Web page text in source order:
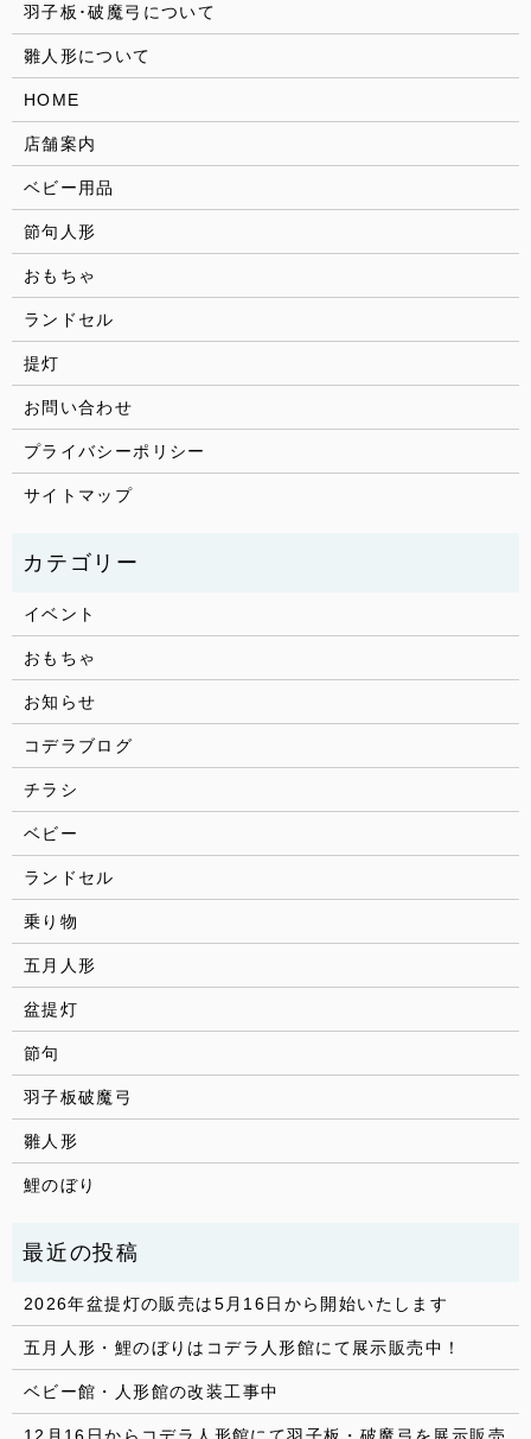
羽子板･破魔弓について
雛人形について
HOME
店舗案内
ベビー用品
節句人形
おもちゃ
ランドセル
提灯
お問い合わせ
プライバシーポリシー
サイトマップ
イベント
おもちゃ
お知らせ
コデラブログ
チラシ
ベビー
ランドセル
乗り物
五月人形
盆提灯
節句
羽子板破魔弓
雛人形
鯉のぼり
2026年盆提灯の販売は5月16日から開始いたします
五月人形・鯉のぼりはコデラ人形館にて展示販売中！
ベビー館・人形館の改装工事中